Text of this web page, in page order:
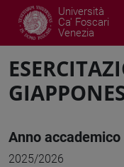
Università
Ca' Foscari
Venezia
Anno accademico
2025/2026